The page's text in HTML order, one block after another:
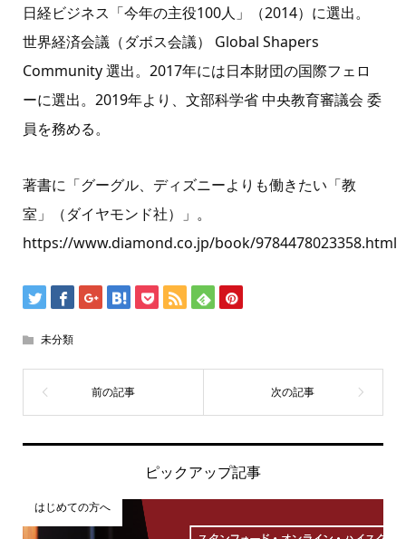
日経ビジネス「今年の主役100人」（2014）に選出。
世界経済会議（ダボス会議） Global Shapers
Community 選出。2017年には日本財団の国際フェロ
ーに選出。2019年より、文部科学省 中央教育審議会 委
員を務める。
著書に「グーグル、ディズニーよりも働きたい「教
室」（ダイヤモンド社）」。
https://www.diamond.co.jp/book/9784478023358.html
未分類
ピックアップ記事
はじめての方へ